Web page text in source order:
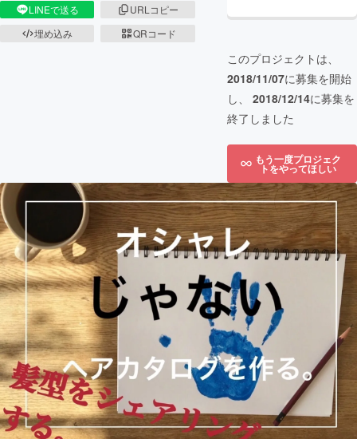
LINEで送る
URLコピー
埋め込み
QRコード
このプロジェクトは、
2018/11/07に募集を開始
し、 2018/12/14に募集を
終了しました
もう一度プロジェク
トをやってほしい